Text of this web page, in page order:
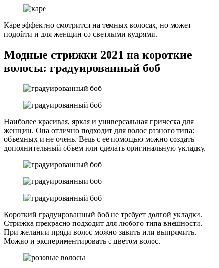
Каре эффектно смотрится на темных волосах, но может
подойти и для женщин со светлыми кудрями.
Модные стрижки 2021 на короткие
волосы: градуированный боб
Наиболее красивая, яркая и универсальная прическа для
женщин. Она отлично подходит для волос разного типа:
объемных и не очень. Ведь с ее помощью можно создать
дополнительный объем или сделать оригинальную укладку.
Короткий градуированный боб не требует долгой укладки.
Стрижка прекрасно подходит для любого типа внешности.
При желании пряди волос можно завить или выпрямить.
Можно и экспериментировать с цветом волос.